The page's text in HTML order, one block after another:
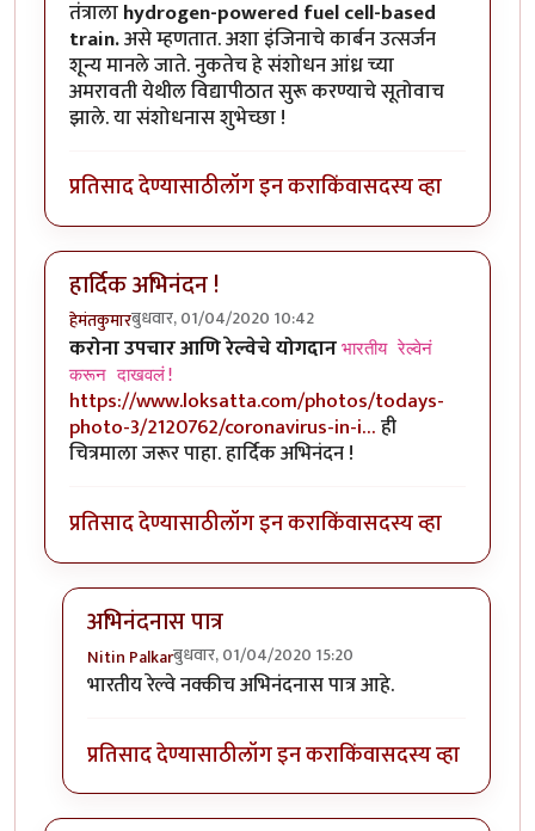
तंत्रालाhydrogen-powered fuel cell-based
train.असे म्हणतात. अशा इंजिनाचे कार्बन उत्सर्जन
शून्य मानले जाते. नुकतेच हे संशोधन आंध्र च्या
अमरावती येथील विद्यापीठात सुरू करण्याचे सूतोवाच
झाले. या संशोधनास शुभेच्छा !
प्रतिसाद देण्यासाठीलॉग इन कराकिंवासदस्य व्हा
हार्दिक अभिनंदन !
हेमंतकुमारबुधवार, 01/04/2020 10:42
करोना उपचार आणि रेल्वेचे योगदान भारतीय रेल्वेनं
करून दाखवलं!
https://www.loksatta.com/photos/todays-
photo-3/2120762/coronavirus-in-i…ही
चित्रमाला जरूर पाहा. हार्दिक अभिनंदन !
प्रतिसाद देण्यासाठीलॉग इन कराकिंवासदस्य व्हा
अभिनंदनास पात्र
Nitin Palkarबुधवार, 01/04/2020 15:20
In reply toहार्दिक अभिनंदन !byहेमंतकुमार
भारतीय रेल्वे नक्कीच अभिनंदनास पात्र आहे.
प्रतिसाद देण्यासाठीलॉग इन कराकिंवासदस्य व्हा